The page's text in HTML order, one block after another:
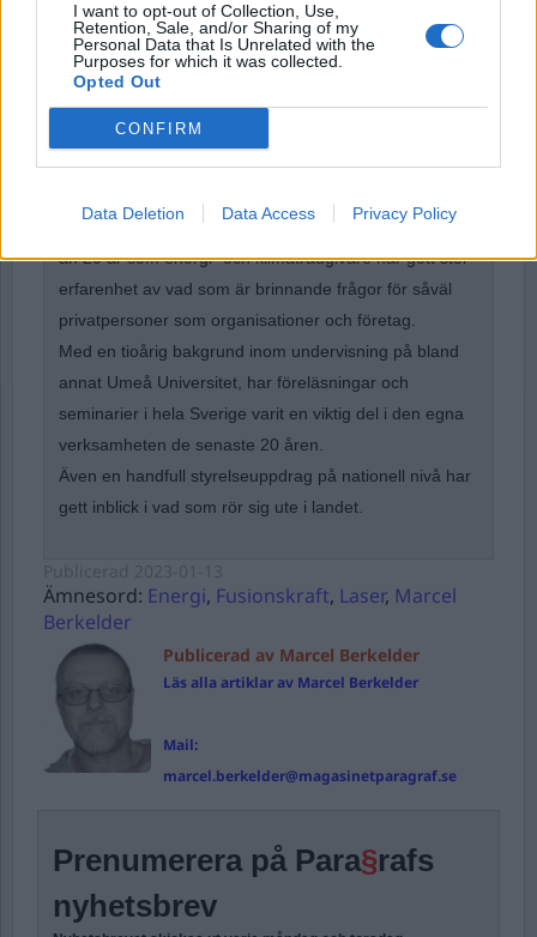
I want to opt-out of Collection, Use,
Retention, Sale, and/or Sharing of my
Personal Data that Is Unrelated with the
Purposes for which it was collected.
Opted Out
CONFIRM
Data Deletion Data Access Privacy Policy
Forgot Password
Stöd Para§rafs bevakning av högerextremismen
Marcel Berkelderär civilingenjör med mer än 40 års
energiexpert och certifierad ventilationsfunktionär. Mer
än 20 år som energi- och klimatrådgivare har gett stor
erfarenhet av vad som är brinnande frågor för såväl
privatpersoner som organisationer och företag.
Med en tioårig bakgrund inom undervisning på bland
annat Umeå Universitet, har föreläsningar och
seminarier i hela Sverige varit en viktig del i den egna
verksamheten de senaste 20 åren.
Även en handfull styrelseuppdrag på nationell nivå har
gett inblick i vad som rör sig ute i landet.
Ämnesord: Energi, Fusionskraft, Laser, Marcel
Berkelder
Publicerad av Marcel Berkelder
Läs alla artiklar av Marcel Berkelder
Mail:
marcel.berkelder@magasinetparagraf.se
Prenumerera på Para§rafs
nyhetsbrev